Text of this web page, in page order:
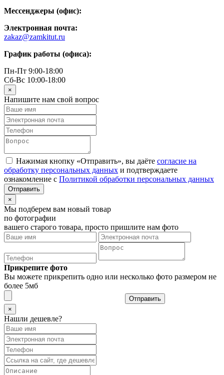
Мессенджеры (офис):
Электронная почта:
zakaz@zamkitut.ru
График работы (офиса):
Пн-Пт 9:00-18:00
Сб-Вс 10:00-18:00
×
Напишите нам свой вопрос
Нажимая кнопку «Отправить», вы даёте согласие на
обработку персональных данных и подтверждаете
ознакомление с Политикой обработки персональных данных
×
Мы подберем вам новый товар
по фотографии
вашего старого товара, просто пришлите нам фото
Прикрепите фото
Вы можете прикрепить одно или несколько фото размером не
более 5мб
Отправить
×
Нашли дешевле?